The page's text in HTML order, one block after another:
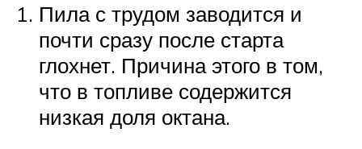
Пила с трудом заводится и
почти сразу после старта
глохнет. Причина этого в том,
что в топливе содержится
низкая доля октана.